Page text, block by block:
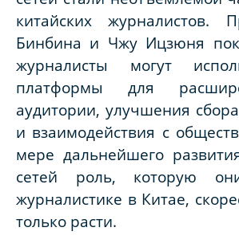
китайских журналистов.
Бинбина и Чжу Ицзюня
журналисты могут
платформы для
аудитории, улучшения
и взаимодействия с
мере дальнейшего
сетей роль, которую
журналистике в Китае,
только расти.